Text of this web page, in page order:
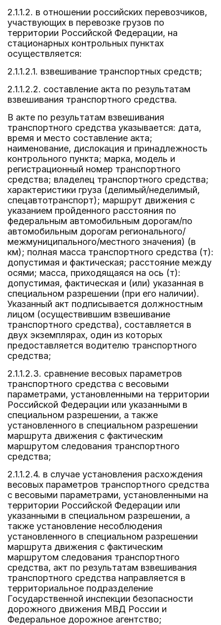
2.1.1.2. в отношении российских перевозчиков,
участвующих в перевозке грузов по
территории Российской Федерации, на
стационарных контрольных пунктах
осуществляется:
2.1.1.2.1. взвешивание транспортных средств;
2.1.1.2.2. составление акта по результатам
взвешивания транспортного средства.
В акте по результатам взвешивания
транспортного средства указывается: дата,
время и место составление акта;
наименование, дислокация и принадлежность
контрольного пункта; марка, модель и
регистрационный номер транспортного
средства; владелец транспортного средства;
характеристики груза (делимый/неделимый,
спецавтотранспорт); маршрут движения с
указанием пройденного расстояния по
федеральным автомобильным дорогам/по
автомобильным дорогам регионального/
межмуниципального/местного значения) (в
км); полная масса транспортного средства (т):
допустимая и фактическая; расстояние между
осями; масса, приходящаяся на ось (т):
допустимая, фактическая и (или) указанная в
специальном разрешении (при его наличии).
Указанный акт подписывается должностным
лицом (осуществившим взвешивание
транспортного средства), составляется в
двух экземплярах, один из которых
предоставляется водителю транспортного
средства;
2.1.1.2.3. сравнение весовых параметров
транспортного средства с весовыми
параметрами, установленными на территории
Российской Федерации или указанными в
специальном разрешении, а также
установленного в специальном разрешении
маршрута движения с фактическим
маршрутом следования транспортного
средства;
2.1.1.2.4. в случае установления расхождения
весовых параметров транспортного средства
с весовыми параметрами, установленными на
территории Российской Федерации или
указанными в специальном разрешении, а
также установление несоблюдения
установленного в специальном разрешении
маршрута движения с фактическим
маршрутом следования транспортного
средства, акт по результатам взвешивания
транспортного средства направляется в
территориальное подразделение
Государственной инспекции безопасности
дорожного движения МВД России и
Федеральное дорожное агентство;